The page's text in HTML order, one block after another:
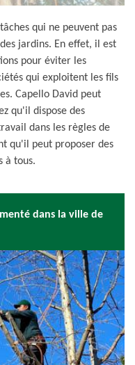
qui ne peuvent pas
jardins. En effet, il est
pour éviter les
qui exploitent les fils
Capello David peut
qu'il dispose des
dans les règles de
qu'il peut proposer des
à tous.
dans la ville de